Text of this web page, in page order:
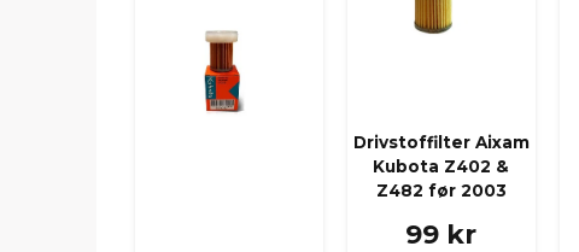
Drivstoffilter Aixam
Kubota Z402 &
Z482 før 2003
99 kr